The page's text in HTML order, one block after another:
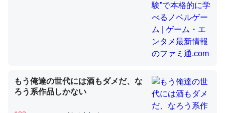
利だから両方が拮抗してるのでは」とあって面白い。海に
いる鋏角類（カブトガニ・ウミグモ）はカルシウムを使わ
ずキチンを強化してる筈だが、酵素が違うのか？
─ニュース :: 【研究発表】昆虫学の大問題＝「昆虫はなぜ海にいな
もう俺達の世代には酒もダメだ、な
ろう系作品しかない